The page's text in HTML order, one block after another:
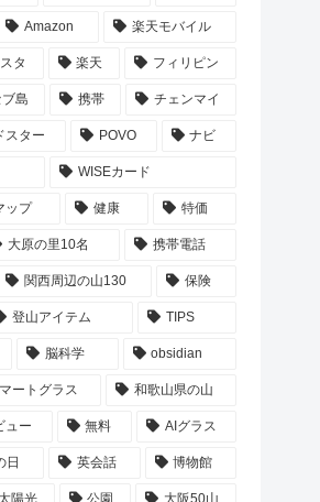
Amazon 楽天モバイル
タ 楽天 フィリピン
島 携帯 チェンマイ
スター POVO ナビ
WISEカード
ップ 健康 特価
大原の里10名 携帯電話
関西周辺の山130 保険
登山アイテム TIPS
脳科学 obsidian
ートグラス 和歌山県の山
ュー 無料 AIグラス
日 英会話 博物館